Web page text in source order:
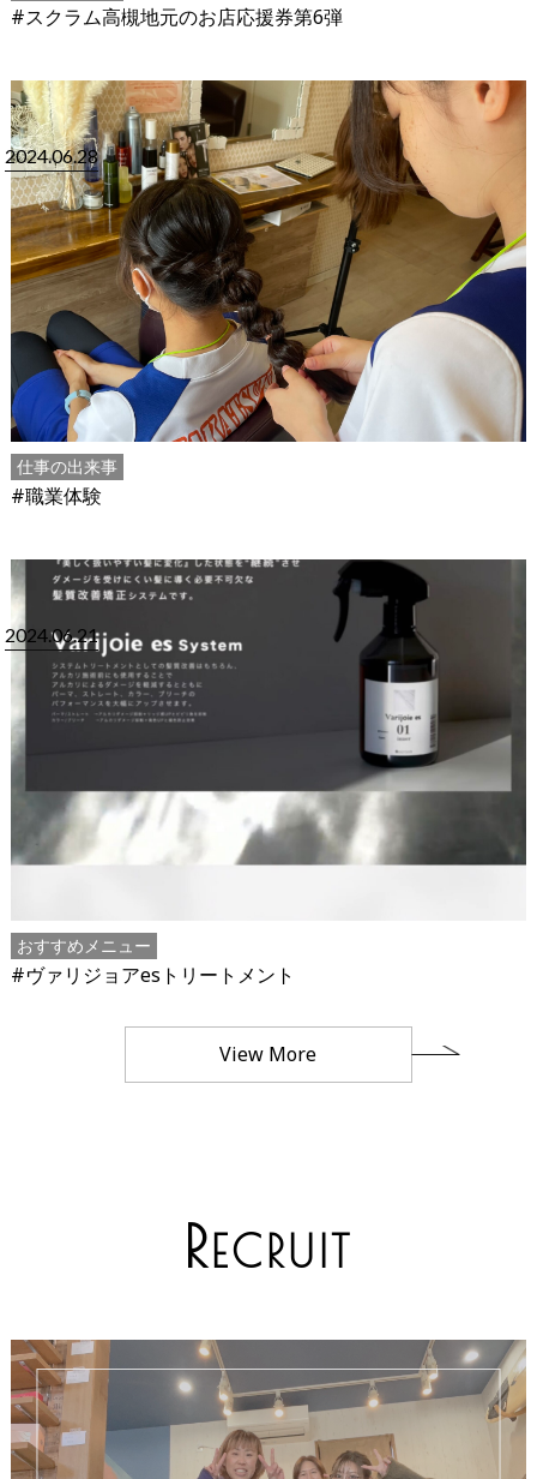
#スクラム高槻地元のお店応援券第6弾
2024.06.28
仕事の出来事
#職業体験
2024.06.21
おすすめメニュー
#ヴァリジョアesトリートメント
View More
RECRUIT